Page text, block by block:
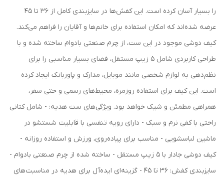
را بسیار آسان کرده است. این کفش‌ها در سایزبندی کامل از 36 تا 45
عرضه شده‌اند که امکان استفاده برای خانم‌ها و آقایان را فراهم می‌کند.
کیف دوشی موجود در این ست، از چرم صنعتی بادوام ساخته شده و با
طراحی کاربردی شامل 5 زیپ مستقل، فضای بسیار مناسبی را برای
نظم‌دهی به لوازم شخصی مانند موبایل، مدارک و پاوربانک ایجاد کرده
است. این کیف برای استفاده روزمره، محیط‌های رسمی و حتی سفر،
همراهی مطمئن و شیک خواهد بود. ویژگی‌های ست هدیه: - شامل کتانی
راحتی با کفی نرم و سبک - دارای رویه تنفسی با قابلیت شستشو در
ماشین لباسشویی - مناسب برای پیاده‌روی، ورزش و استفاده روزانه -
کیف دوشی جادار با 5 زیپ مستقل - ساخته شده از چرم صنعتی بادوام -
سایزبندی کفش: 36 تا 45 - گزینه‌ای ایده‌آل برای هدیه در مناسبت‌های